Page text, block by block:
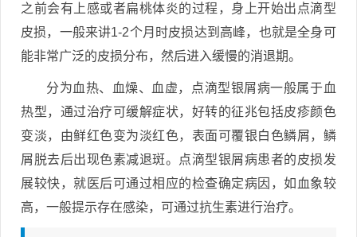
之前会有上感或者扁桃体炎的过程，身上开始出点滴型
皮损，一般来讲1-2个月时皮损达到高峰，也就是全身可
能非常广泛的皮损分布，然后进入缓慢的消退期。
分为血热、血燥、血虚，点滴型银屑病一般属于血
热型，通过治疗可缓解症状，好转的征兆包括皮疹颜色
变淡，由鲜红色变为淡红色，表面可覆银白色鳞屑，鳞
屑脱去后出现色素减退斑。点滴型银屑病患者的皮损发
展较快，就医后可通过相应的检查确定病因，如血象较
高，一般提示存在感染，可通过抗生素进行治疗。